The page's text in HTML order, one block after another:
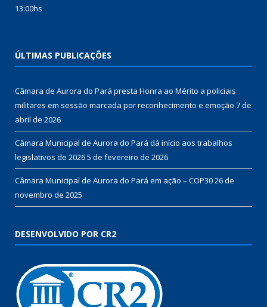
13:00hs
ÚLTIMAS PUBLICAÇÕES
Câmara de Aurora do Pará presta Honra ao Mérito a policiais
militares em sessão marcada por reconhecimento e emoção 7 de
abril de 2026
Câmara Municipal de Aurora do Pará dá início aos trabalhos
legislativos de 20265 de fevereiro de 2026
Câmara Municipal de Aurora do Pará em ação – COP3026 de
novembro de 2025
DESENVOLVIDO POR CR2